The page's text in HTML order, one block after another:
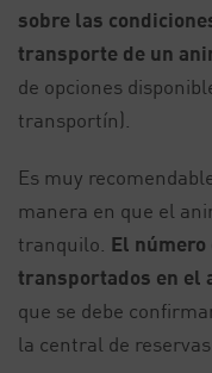
sobre las
transporte de un
de opciones
transportín).
Es muy
manera en que el
tranquilo. El
transportados en el
que se debe
la central de